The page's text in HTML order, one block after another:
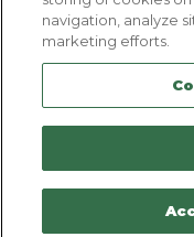
Politique
navigation, analyze
marketing efforts.